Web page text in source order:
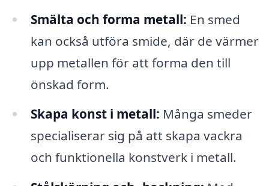
Smälta och forma metall: En smed
kan också utföra smide, där de värmer
upp metallen för att forma den till
önskad form.
Skapa konst i metall: Många smeder
specialiserar sig på att skapa vackra
och funktionella konstverk i metall.